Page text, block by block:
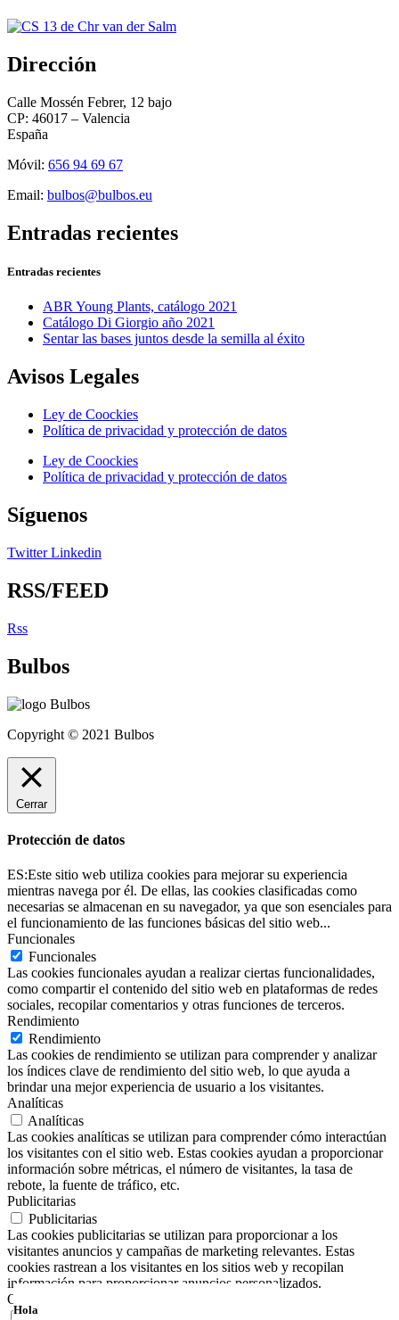
Dirección
Calle Mossén Febrer, 12 bajo
CP: 46017 – Valencia
España
Móvil: 656 94 69 67
Email: bulbos@bulbos.eu
Entradas recientes
Entradas recientes
ABR Young Plants, catálogo 2021
Catálogo Di Giorgio año 2021
Sentar las bases juntos desde la semilla al éxito
Avisos Legales
Ley de Coockies
Política de privacidad y protección de datos
Ley de Coockies
Política de privacidad y protección de datos
Síguenos
Twitter Linkedin
RSS/FEED
Rss
Bulbos
Copyright © 2021 Bulbos
Hola
Cerrar
Protección de datos
ES:Este sitio web utiliza cookies para mejorar su experiencia
mientras navega por él. De ellas, las cookies clasificadas como
necesarias se almacenan en su navegador, ya que son esenciales para
el funcionamiento de las funciones básicas del sitio web...
Funcionales
Funcionales
Las cookies funcionales ayudan a realizar ciertas funcionalidades,
como compartir el contenido del sitio web en plataformas de redes
sociales, recopilar comentarios y otras funciones de terceros.
Rendimiento
Rendimiento
Las cookies de rendimiento se utilizan para comprender y analizar
los índices clave de rendimiento del sitio web, lo que ayuda a
brindar una mejor experiencia de usuario a los visitantes.
Analíticas
Analíticas
Las cookies analíticas se utilizan para comprender cómo interactúan
los visitantes con el sitio web. Estas cookies ayudan a proporcionar
información sobre métricas, el número de visitantes, la tasa de
rebote, la fuente de tráfico, etc.
Publicitarias
Publicitarias
Las cookies publicitarias se utilizan para proporcionar a los
visitantes anuncios y campañas de marketing relevantes. Estas
cookies rastrean a los visitantes en los sitios web y recopilan
información para proporcionar anuncios personalizados.
Otras